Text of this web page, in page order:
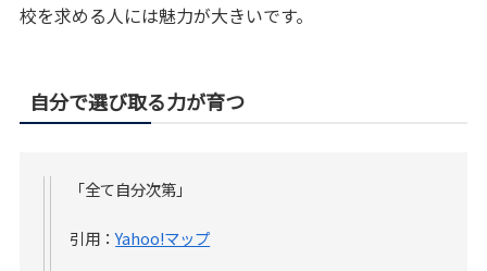
校を求める人には魅力が大きいです。
自分で選び取る力が育つ
「全て自分次第」
引用：Yahoo!マップ